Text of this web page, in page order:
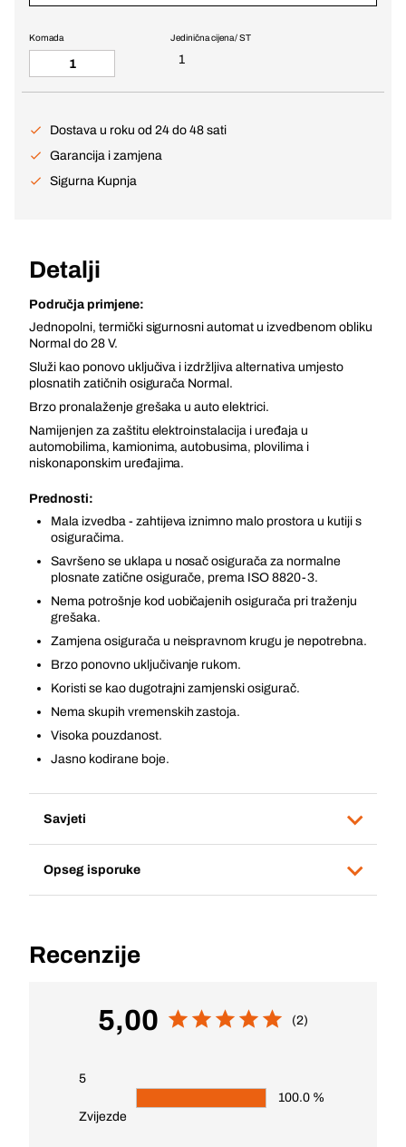
Jedinična cijena / ST
1
Komada
Dostava u roku od 24 do 48 sati
Garancija i zamjena
Sigurna Kupnja
Detalji
Područja primjene:
Jednopolni, termički sigurnosni automat u izvedbenom obliku
Normal do 28 V.
Služi kao ponovo uključiva i izdržljiva alternativa umjesto
plosnatih zatičnih osigurača Normal.
Brzo pronalaženje grešaka u auto elektrici.
Namijenjen za zaštitu elektroinstalacija i uređaja u
automobilima, kamionima, autobusima, plovilima i
niskonaponskim uređajima.
Prednosti:
Mala izvedba - zahtijeva iznimno malo prostora u kutiji s
osiguračima.
Savršeno se uklapa u nosač osigurača za normalne
plosnate zatične osigurače, prema ISO 8820-3.
Nema potrošnje kod uobičajenih osigurača pri traženju
grešaka.
Zamjena osigurača u neispravnom krugu je nepotrebna.
Brzo ponovno uključivanje rukom.
Koristi se kao dugotrajni zamjenski osigurač.
Nema skupih vremenskih zastoja.
Visoka pouzdanost.
Jasno kodirane boje.
Savjeti
Opseg isporuke
Recenzije
5,00 (2)
5
Zvijezde
100.0 %